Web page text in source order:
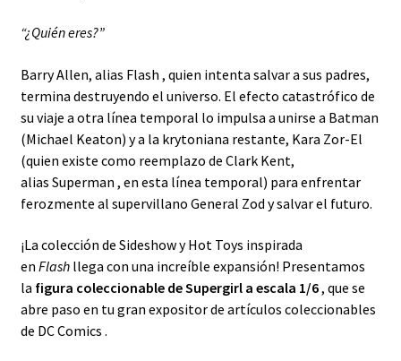
“¿Quién eres?”
Barry Allen, alias Flash , quien intenta salvar a sus padres,
termina destruyendo el universo. El efecto catastrófico de
su viaje a otra línea temporal lo impulsa a unirse a Batman
(Michael Keaton) y a la krytoniana restante, Kara Zor-El
(quien existe como reemplazo de Clark Kent,
alias Superman , en esta línea temporal) para enfrentar
ferozmente al supervillano General Zod y salvar el futuro.
¡La colección de Sideshow y Hot Toys inspirada
en Flashllega con una increíble expansión! Presentamos
la figura coleccionable de Supergirl a escala 1/6, que se
abre paso en tu gran expositor de artículos coleccionables
de DC Comics .